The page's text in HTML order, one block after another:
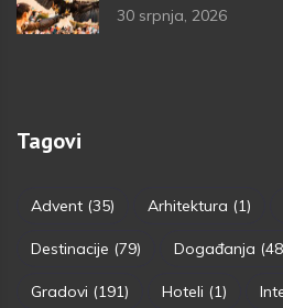
30 srpnja, 2026
Tagovi
Advent (35) Arhitektura (1)
Destinacije (79) Događanja
Gradovi (191) Hoteli (1)